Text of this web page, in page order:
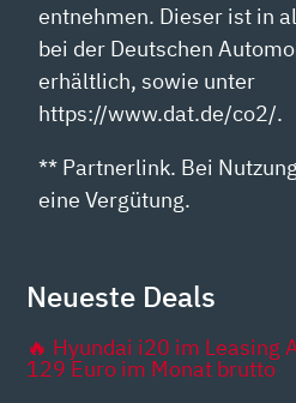
entnehmen. Dieser ist in
bei der Deutschen
erhältlich, sowie unter
https://www.dat.de/co2/.
** Partnerlink. Bei
eine Vergütung.
Neueste Deals
🔥 Hyundai i20 im Leasing
129 Euro im Monat brutto